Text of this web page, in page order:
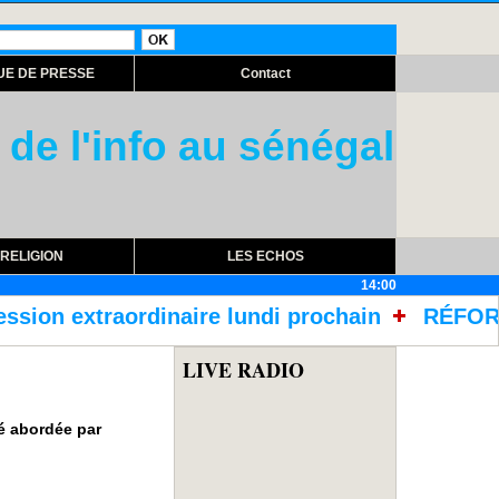
DE PRESSE Contact
l'info au sénégal
RELIGION
LES ECHOS
14:00
lundi prochain RÉFORME DES
abordée par
LIVE RADIO